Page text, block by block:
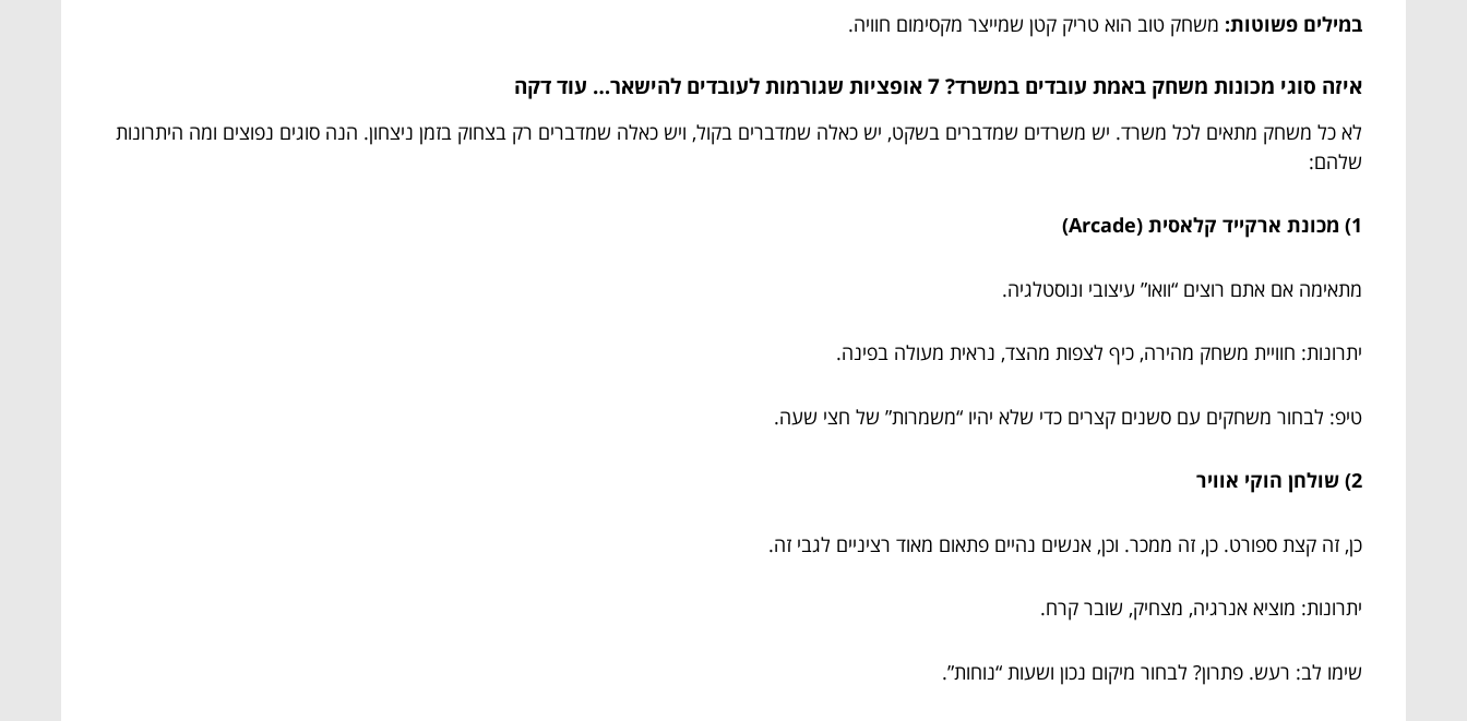
במילים פשוטות: משחק טוב הוא טריק קטן שמייצר מקסימום חוויה.
איזה סוגי מכונות משחק באמת עובדים במשרד? 7 אופציות שגורמות לעובדים להישאר… עוד דקה
לא כל משחק מתאים לכל משרד. יש משרדים שמדברים בשקט, יש כאלה שמדברים בקול, ויש כאלה שמדברים רק בצחוק בזמן ניצחון. הנה סוגים נפוצים ומה היתרונות
שלהם:
1) מכונת ארקייד קלאסית (Arcade)
מתאימה אם אתם רוצים “וואו” עיצובי ונוסטלגיה.
יתרונות: חוויית משחק מהירה, כיף לצפות מהצד, נראית מעולה בפינה.
טיפ: לבחור משחקים עם סשנים קצרים כדי שלא יהיו “משמרות” של חצי שעה.
2) שולחן הוקי אוויר
כן, זה קצת ספורט. כן, זה ממכר. וכן, אנשים נהיים פתאום מאוד רציניים לגבי זה.
יתרונות: מוציא אנרגיה, מצחיק, שובר קרח.
שימו לב: רעש. פתרון? לבחור מיקום נכון ושעות “נוחות”.